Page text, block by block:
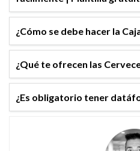
¿Cómo se debe hacer la
¿Qué te ofrecen las
¿Es obligatorio tener